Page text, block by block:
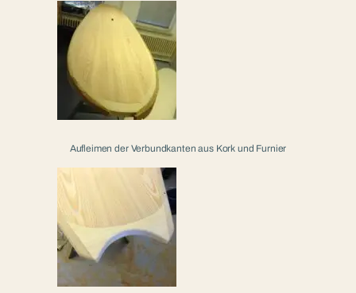
Aufleimen der Verbundkanten aus Kork und Furnier